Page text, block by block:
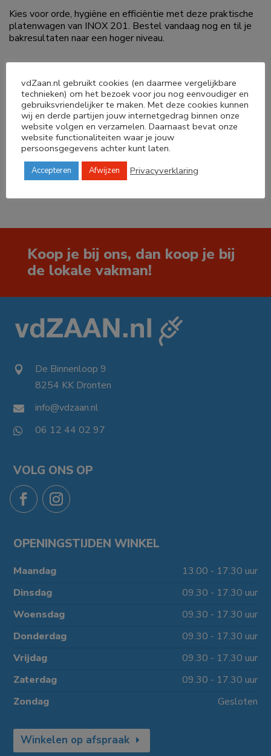
Kies voor orde, hygiëne en efficiëntie met deze praktische
platenwagen van INOX 201. Bestel vandaag nog en til je
bakresultaten naar een hoger niveau.
Deel dit product
   
Koop je bij ons, dan koop je bij
de lokale vakman!
 De Binnenloop 9
8254 KK Dronten
 info@vdzaan.nl
 06 12 44 02 97
VOLG ONS OP
OPENINGSTIJDEN WINKEL
Maandag
13.00 - 17.30 uur
Dinsdag
09.30 - 17.30 uur
Woensdag
09.30 - 17.30 uur
Donderdag
09.30 - 17.30 uur
Vrijdag
09.30 - 17.30 uur
Zaterdag
09.30 - 17.30 uur
Zondag
Gesloten
Winkelen op afspraak
vdZaan.nl gebruikt cookies (en daarmee vergelijkbare
technieken) om het bezoek voor jou nog eenvoudiger en
gebruiksvriendelijker te maken. Met deze cookies kunnen
wij en derde partijen jouw internetgedrag binnen onze
website volgen en verzamelen. Daarnaast bevat onze
website functionaliteiten waar je jouw
persoonsgegevens achter kunt laten.
Accepteren Afwijzen Privacyverklaring